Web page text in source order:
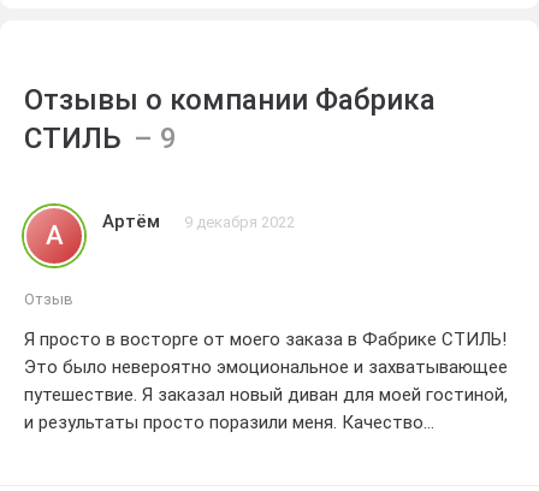
Отзывы о компании Фабрика
СТИЛЬ
А Артём 9 декабря 2022
Отзыв
Я просто в восторге от моего заказа в Фабрике СТИЛЬ!
Это было невероятно эмоциональное и захватывающее
путешествие. Я заказал новый диван для моей гостиной,
и результаты просто поразили меня. Качество